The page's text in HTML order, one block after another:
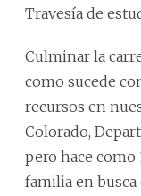
Travesía de
Culminar la
como sucede
recursos en
Colorado,
pero hace como
familia en